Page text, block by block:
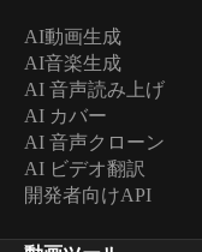
AI動画生成
AI音楽生成
AI 音声読み上げ
AI カバー
AI 音声クローン
AI ビデオ翻訳
開発者向けAPI